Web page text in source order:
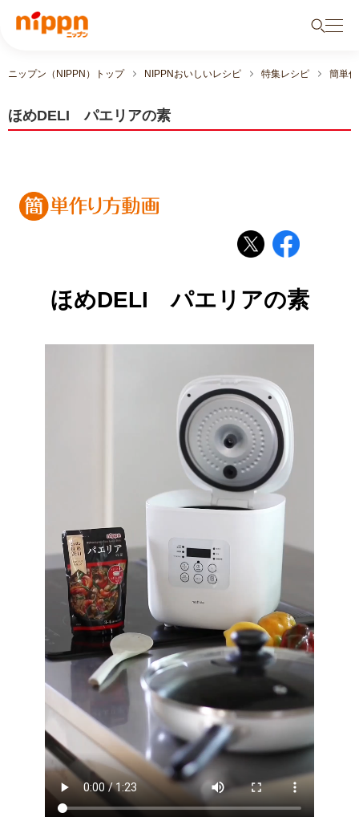
ニップン（NIPPN）トップ NIPPNおいしいレシピ 特集レシピ 簡単
ほめDELI パエリアの素
ほめDELI パエリアの素